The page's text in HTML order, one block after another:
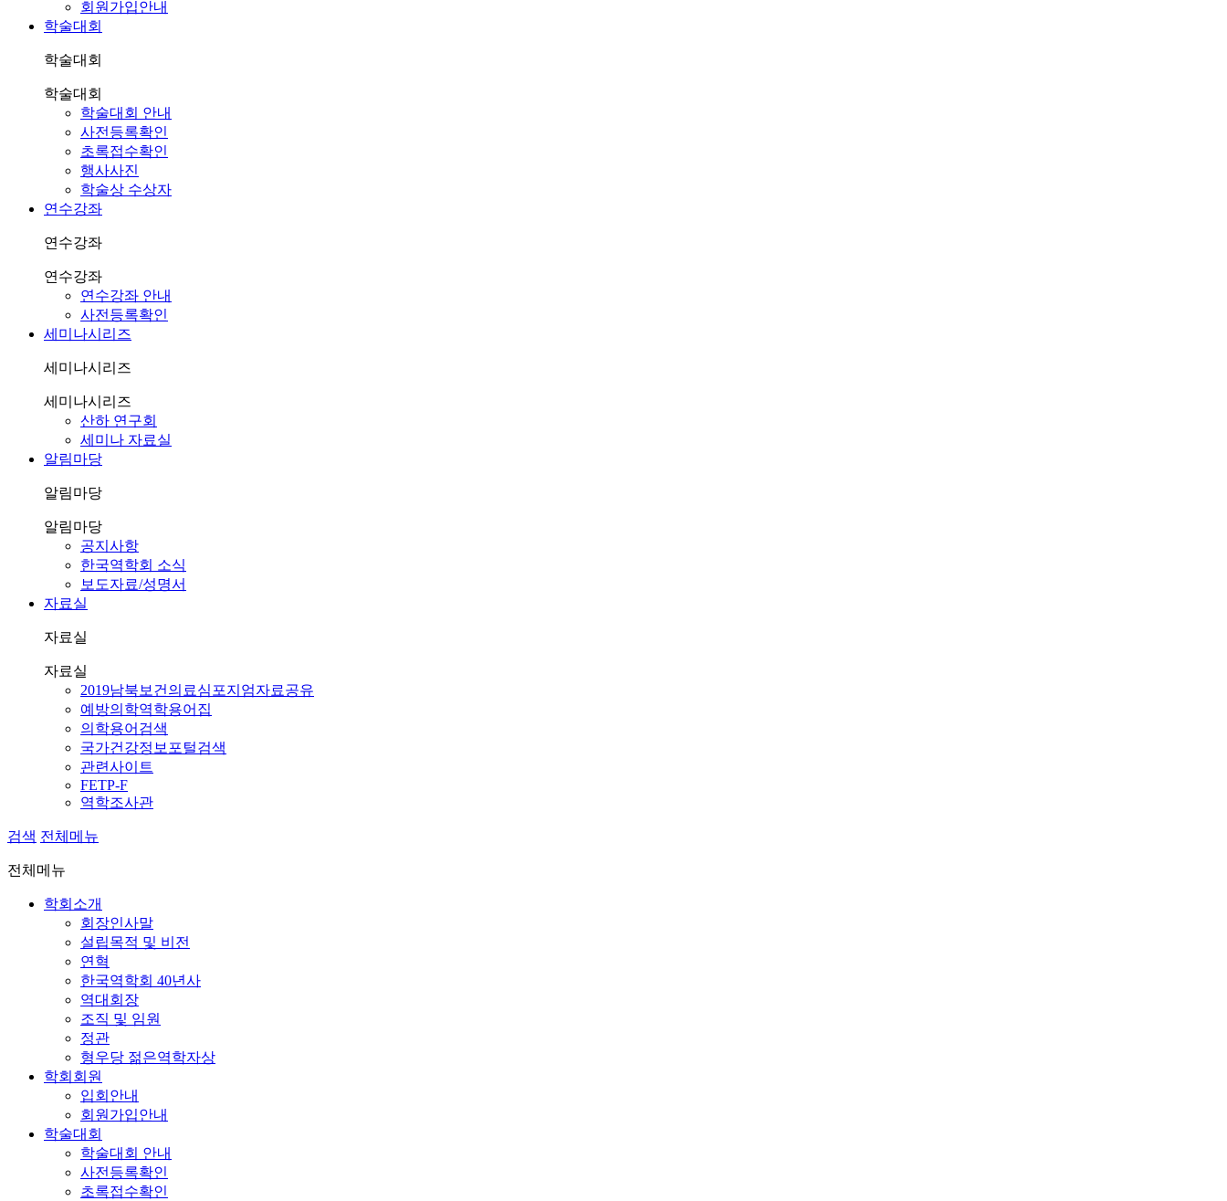
회원가입안내
학술대회
학술대회
학술대회
학술대회 안내
사전등록확인
초록접수확인
행사사진
학술상 수상자
연수강좌
연수강좌
연수강좌
연수강좌 안내
사전등록확인
세미나시리즈
세미나시리즈
세미나시리즈
산하 연구회
세미나 자료실
알림마당
알림마당
알림마당
공지사항
한국역학회 소식
보도자료/성명서
자료실
자료실
자료실
2019남북보건의료심포지엄자료공유
예방의학역학용어집
의학용어검색
국가건강정보포털검색
관련사이트
FETP-F
역학조사관
검색 전체메뉴
전체메뉴
학회소개
회장인사말
설립목적 및 비전
연혁
한국역학회 40년사
역대회장
조직 및 임원
정관
형우당 젊은역학자상
학회회원
입회안내
회원가입안내
학술대회
학술대회 안내
사전등록확인
초록접수확인